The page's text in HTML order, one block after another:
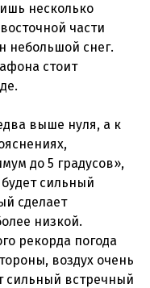
несколько
части
небольшой снег.
стоит
выше нуля, а к
до 5 градусов»,
сильный
сделает
низкой.
рекорда погода
воздух очень
сильный встречный